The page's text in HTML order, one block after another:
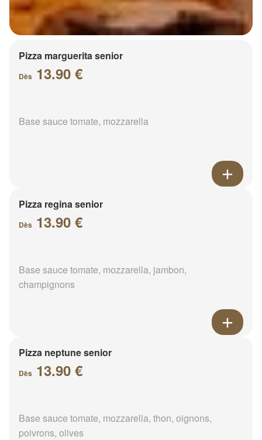
Pizza marguerita senior
Dès 13.90 €
Base sauce tomate, mozzarella
Pizza regina senior
Dès 13.90 €
Base sauce tomate, mozzarella, jambon,
champignons
Pizza neptune senior
Dès 13.90 €
Base sauce tomate, mozzarella, thon, oignons,
poivrons, olives